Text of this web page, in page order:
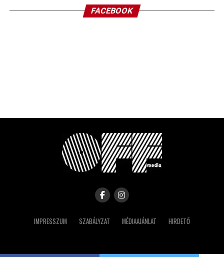
FACEBOOK
IMPRESSZUM SZABÁLYZAT MÉDIAAJÁNLAT HIRDETŐ